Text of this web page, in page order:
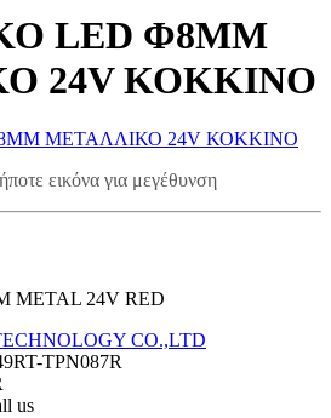
LED Φ8ΜΜ
24V ΚΟΚΚΙΝΟ
εικόνα για μεγέθυνση
METAL 24V RED
CO.,LTD
TPN087R
us